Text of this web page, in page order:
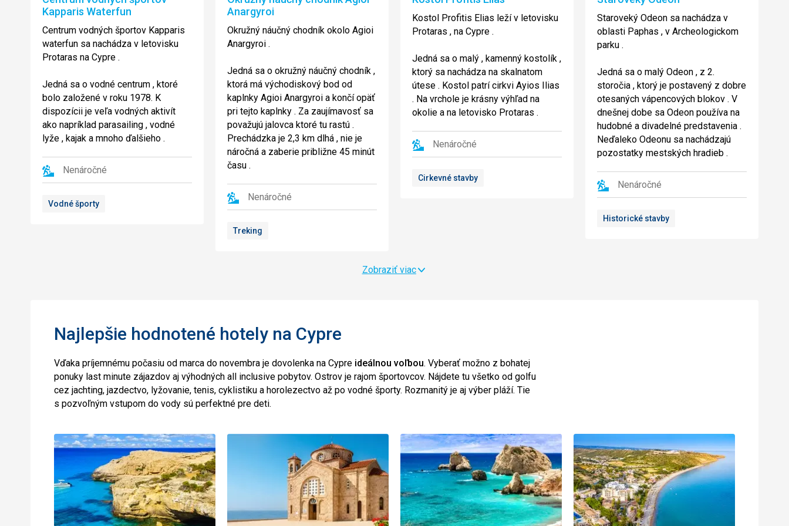
Kapparis Waterfun
Centrum vodných športov Kapparis
waterfun sa nachádza v letovisku
Protaras na Cypre .
Jedná sa o vodné centrum , ktoré
bolo založené v roku 1978. K
dispozícii je veľa vodných aktivít
ako napríklad parasailing , vodné
lyže , kajak a mnoho ďalšieho .
Nenáročné
Vodné športy
Anargyroi
Okružný náučný chodník okolo Agioi
Anargyroi .
Jedná sa o okružný náučný chodník ,
ktorá má východiskový bod od
kaplnky Agioi Anargyroi a končí opäť
pri tejto kaplnky . Za zaujímavosť sa
považujú jalovca ktoré tu rastú .
Prechádzka je 2,3 km dlhá , nie je
náročná a zaberie približne 45 minút
času .
Nenáročné
Treking
Kostol Profitis Elias leží v letovisku
Protaras , na Cypre .
Jedná sa o malý , kamenný kostolík ,
ktorý sa nachádza na skalnatom
útese . Kostol patrí cirkvi Ayios Ilias
. Na vrchole je krásny výhľad na
okolie a na letovisko Protaras .
Nenáročné
Cirkevné stavby
Staroveký Odeon sa nachádza v
oblasti Paphas , v Archeologickom
parku .
Jedná sa o malý Odeon , z 2.
storočia , ktorý je postavený z dobre
otesaných vápencových blokov . V
dnešnej dobe sa Odeon používa na
hudobné a divadelné predstavenia .
Neďaleko Odeonu sa nachádzajú
pozostatky mestských hradieb .
Nenáročné
Historické stavby
Zobraziť viac
Najlepšie hodnotené hotely na Cypre
Vďaka príjemnému počasiu od marca do novembra je dovolenka na Cypre ideálnou voľbou. Vyberať možno z bohatej
ponuky last minute zájazdov aj výhodných all inclusive pobytov. Ostrov je rajom športovcov. Nájdete tu všetko od golfu
cez jachting, jazdectvo, lyžovanie, tenis, cyklistiku a horolezectvo až po vodné športy. Rozmanitý je aj výber pláží. Tie
s pozvoľným vstupom do vody sú perfektné pre deti.